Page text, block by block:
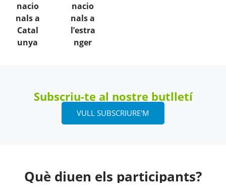
nacio
nals a
Catal
unya
nacio
nals a
l’estra
nger
Subscriu-te al nostre butlletí
VULL SUBSCRIURE'M
Què diuen els participants?